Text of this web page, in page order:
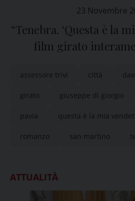
23 Novembre
“Tenebra. ‘Questa è la
film girato
assessore trivi città
girato giuseppe di giorgio
pavia questa è la mia
romanzo san martino
ATTUALITÀ